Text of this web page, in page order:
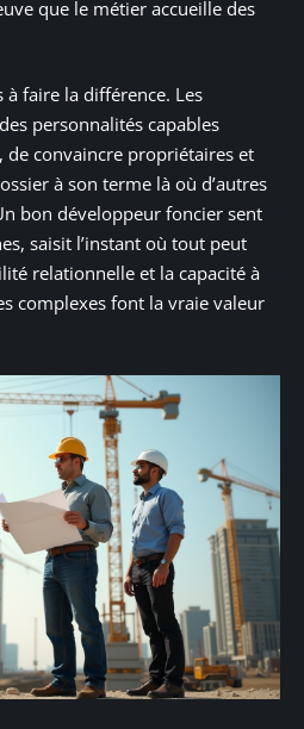
que le métier accueille des
faire la différence. Les
personnalités capables
de convaincre propriétaires et
à son terme là où d’autres
bon développeur foncier sent
saisit l’instant où tout peut
relationnelle et la capacité à
complexes font la vraie valeur